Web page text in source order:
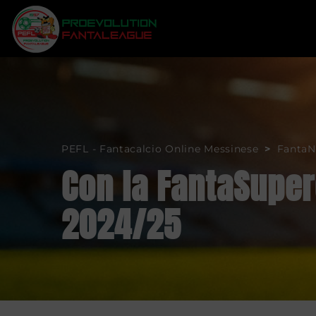
Atletico
Football Trash
Classifiche
Risultati
PEFL - Fantacalcio Online Messinese >
Con la
2024/25